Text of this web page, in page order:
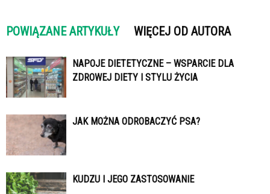
POWIĄZANE ARTYKUŁY WIĘCEJ OD AUTORA
NAPOJE DIETETYCZNE – WSPARCIE DLA
ZDROWEJ DIETY I STYLU ŻYCIA
JAK MOŻNA ODROBACZYĆ PSA?
KUDZU I JEGO ZASTOSOWANIE